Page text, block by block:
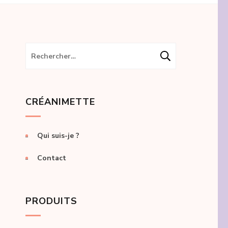
Rechercher :
CRÉANIMETTE
Qui suis-je ?
Contact
PRODUITS